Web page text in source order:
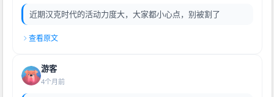
近期汉克时代的活动力度大，大家都小心点，别被割了
查看原文
游客
4个月前